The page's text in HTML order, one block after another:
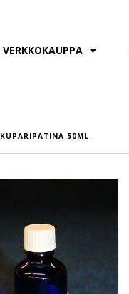
VERKKOKAUPPA
KUPARIPATINA 50ML